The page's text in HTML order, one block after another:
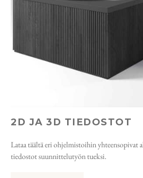
2D JA 3D TIEDOSTOT
Lataa täältä eri ohjelmistoihin yhteensopivat
tiedostot suunnittelutyön tueksi.